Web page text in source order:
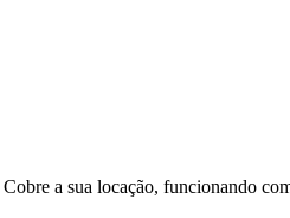
a sua locação, funcionando